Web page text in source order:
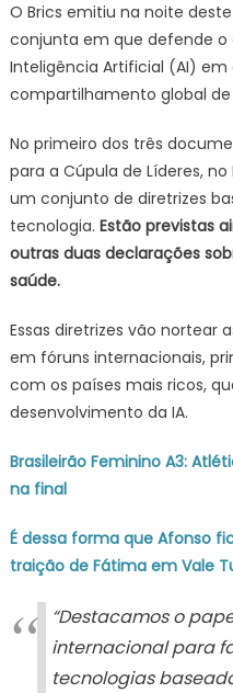
IA,
Brics
defende
código
para
a
tecnologia
O Brics emitiu na noite
conjunta em que defende o
Inteligência Artificial (AI)
compartilhamento global
No primeiro dos três
para a Cúpula de Líderes,
um conjunto de diretrizes
tecnologia. Estão previstas
outras duas declarações
saúde.
Essas diretrizes vão nortear
em fóruns internacionais,
com os países mais ricos,
desenvolvimento da IA.
Brasileirão Feminino A3:
na final
É dessa forma que Afonso
traição de Fátima em Vale
“Destacamos o
internacional para
tecnologias